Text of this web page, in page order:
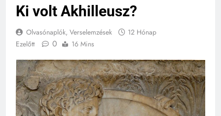
Ki volt Akhilleusz?
Olvasónaplók, Verselemzések
12 Hónap
Ezelőtt
0 16 Mins